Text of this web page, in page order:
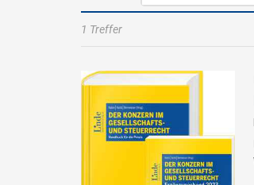
1 Treffer